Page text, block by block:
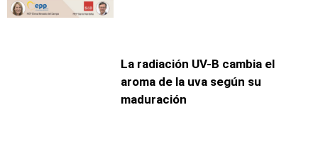
La radiación UV-B cambia el
aroma de la uva según su
maduración